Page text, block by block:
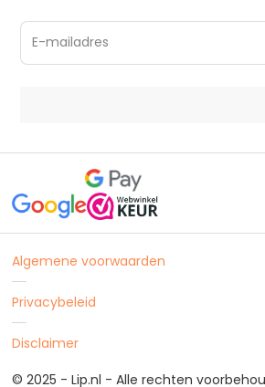
Algemene voorwaarden
Privacybeleid
Disclaimer
© 2025 - Lip.nl - Alle rechten